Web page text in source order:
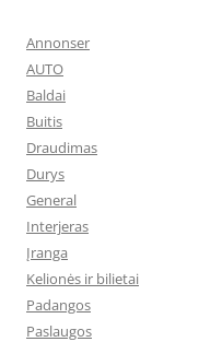
Annonser
AUTO
Baldai
Buitis
Draudimas
Durys
General
Interjeras
Įranga
Kelionės ir bilietai
Padangos
Paslaugos